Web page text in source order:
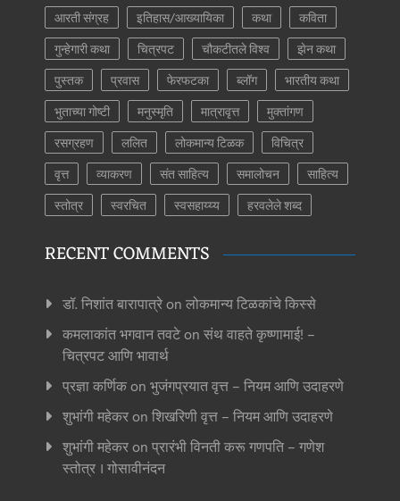
आरती संग्रह
इतिहास/आख्यायिका कथा
कविता
गुन्हेगारी कथा
चित्रपट चौकटीतले विश्व
झेन कथा
पुस्तक
प्रवास फेरफटका ब्लॉग
भारतीय कथा
भुताच्या गोष्टी
मनुस्मृति मात्रावृत्त
मुक्तांगण
रसग्रहण
ललित लोकमान्य टिळक
विचित्र
वृत्त
व्याकरण संत साहित्य समालोचन
साहित्य
स्तोत्र
स्वरचित स्वसहाय्य्य हरवलेले शब्द
RECENT COMMENTS
डॉ. निशांत बारापात्रेon लोकमान्य टिळकांचे किस्से
कमलाकांत भगवान तवटेon संथ वाहते कृष्णामाई! –
चित्रपट आणि भावार्थ
प्रज्ञा कर्णिकon भुजंगप्रयात वृत्त – नियम आणि उदाहरणे
शुभांगी महेकरon शिखरिणी वृत्त – नियम आणि उदाहरणे
शुभांगी महेकरon प्रारंभी विनती करू गणपति – गणेश
स्तोत्र । गोसावीनंदन